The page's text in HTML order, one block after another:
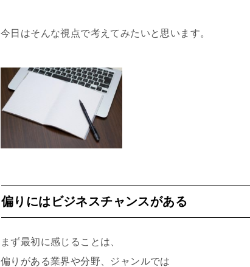
今日はそんな視点で考えてみたいと思います。
偏りにはビジネスチャンスがある
まず最初に感じることは、
偏りがある業界や分野、ジャンルでは